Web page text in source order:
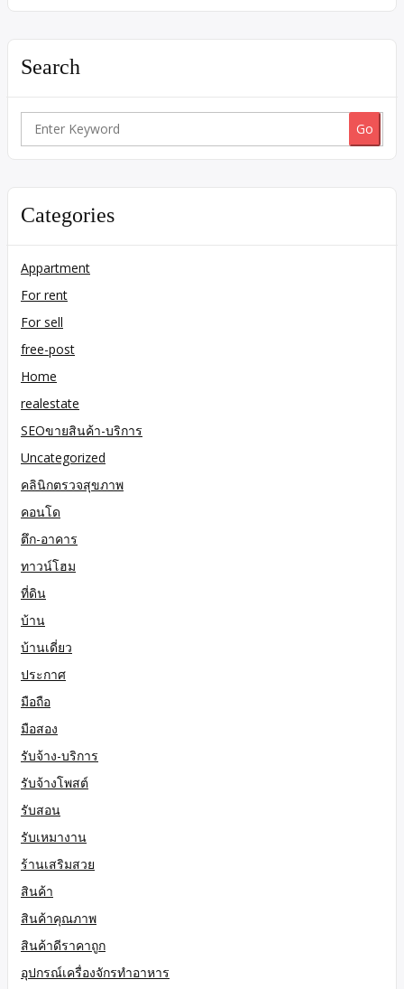
Search
Search
Categories
Appartment
For rent
For sell
free-post
Home
realestate
SEOขายสินค้า-บริการ
Uncategorized
คลินิกตรวจสุขภาพ
คอนโด
ตึก-อาคาร
ทาวน์โฮม
ที่ดิน
บ้าน
บ้านเดี่ยว
ประกาศ
มือถือ
มือสอง
รับจ้าง-บริการ
รับจ้างโพสต์
รับสอน
รับเหมางาน
ร้านเสริมสวย
สินค้า
สินค้าคุณภาพ
สินค้าดีราคาถูก
อุปกรณ์เครื่องจักรทำอาหาร